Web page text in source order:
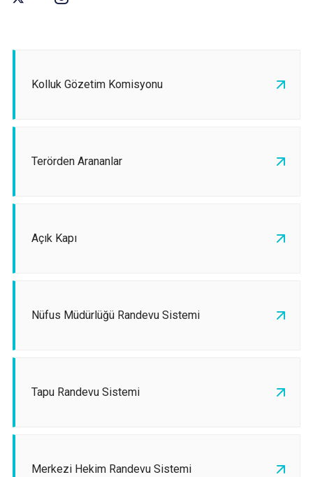
Kolluk Gözetim Komisyonu
Terörden Arananlar
Açık Kapı
Nüfus Müdürlüğü Randevu Sistemi
Tapu Randevu Sistemi
Merkezi Hekim Randevu Sistemi